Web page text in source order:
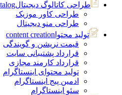
طراحی کاتالوگ دیجیتال
طراحی کاور موزیک
طراحی منو دیجیتال
تولید محتوا content creation
قیمت نریشن و گویندگی
قرارداد پشتیبانی سایت
قرارداد کارمند مجازی
تولید محتوای اینستاگرام
ادمین پیج اینستاگرام
سئو اینستاگرام